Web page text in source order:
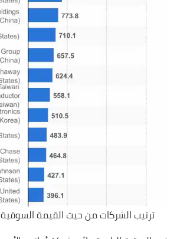
ترتيب الشركات من حيث القيمة السوقية Market Cap ٢٠٢١